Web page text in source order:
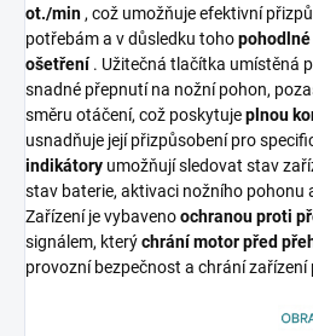
ot./min , což umožňuje efektivní
potřebám a v důsledku toho
ošetření . Užitečná tlačítka umístěná
snadné přepnutí na nožní pohon,
směru otáčení, což poskytujeplnou
usnadňuje její přizpůsobení pro
indikátory umožňují sledovat stav
stav baterie, aktivaci nožního pohonu
Zařízení je vybavenoochranou proti
signálem, kterýchrání motor před
provozní bezpečnost a chrání zařízení